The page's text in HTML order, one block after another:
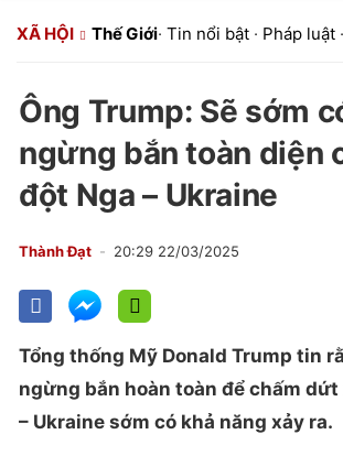
XÃ HỘI Thế Giới· Tin nổi bật · Pháp luật ·
Ông Trump: Sẽ sớm
ngừng bắn toàn diện
đột Nga – Ukraine
Thành Đạt 20:29 22/03/2025
Tổng thống Mỹ Donald Trump tin
ngừng bắn hoàn toàn để chấm
– Ukraine sớm có khả năng xảy ra.